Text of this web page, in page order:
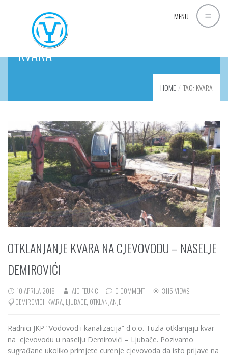
MENU
KVARA
HOME TAG: KVARA
OTKLANJANJE KVARA NA CJEVOVODU – NASELJE
DEMIROVIĆI
10 APRILA 2018 AID FEUKIC 0 COMMENT
3115 VIEWS
DEMIROVICI KVARA LJUBACE OTKLANJANJE
Radnici JKP “Vodovod i kanalizacija” d.o.o. Tuzla otklanjaju kvar
na cjevovodu u naselju Demirovići – Ljubače. Pozivamo
sugrađane ukoliko primjete curenje cjevovoda da isto prijave na